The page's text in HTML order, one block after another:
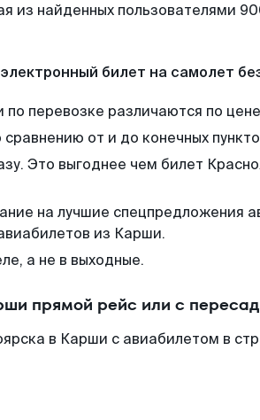
из найденных пользователями
билет на самолет
по перевозке различаются по
от и до конечных
Это выгоднее чем билет
на лучшие спецпредложения
из Карши.
а не в выходные.
прямой рейс или с
в Карши с авиабилетом в